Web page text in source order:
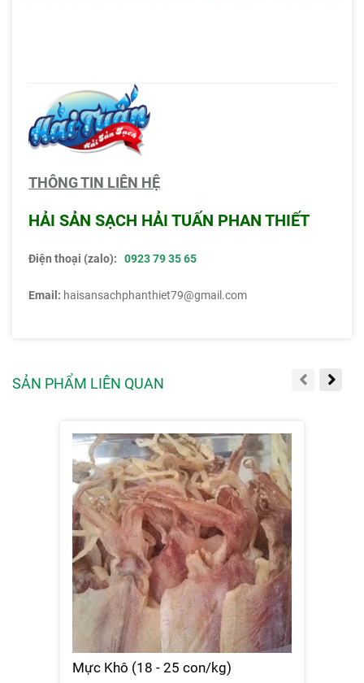
THÔNG TIN LIÊN HỆ
HẢI SẢN SẠCH HẢI TUẤN PHAN THIẾT
Điện thoại (zalo): 0923 79 35 65
Email: haisansachphanthiet79@gmail.com
SẢN PHẨM LIÊN QUAN
Mực Khô (18 - 25 con/kg)